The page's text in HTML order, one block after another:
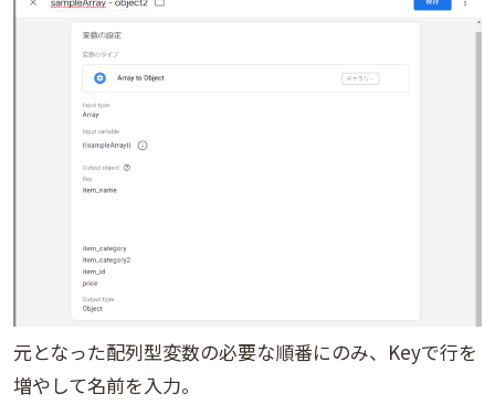
元となった配列型変数の必要な順番にのみ、Keyで行を
増やして名前を入力。